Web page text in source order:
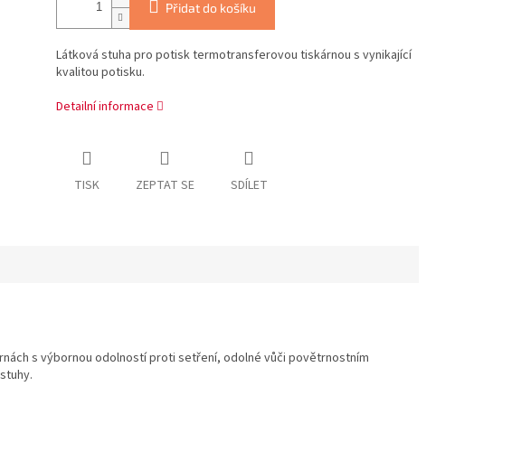
Přidat do košíku
Látková stuha pro potisk termotransferovou tiskárnou s vynikající
kvalitou potisku.
Detailní informace
TISK ZEPTAT SE SDÍLET
s výbornou odolností proti setření, odolné vůči povětrnostním